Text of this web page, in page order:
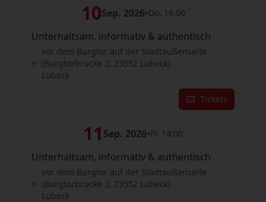
10Sep. 2026•Do. 16:00
Unterhaltsam, informativ & authentisch
vor dem Burgtor auf der Stadtaußenseite
(Burgtorbrücke 2, 23552 Lübeck)
Lübeck
Tickets
11 Sep. 2026•Fr. 14:00
Unterhaltsam, informativ & authentisch
vor dem Burgtor auf der Stadtaußenseite
(Burgtorbrücke 2, 23552 Lübeck)
Lübeck